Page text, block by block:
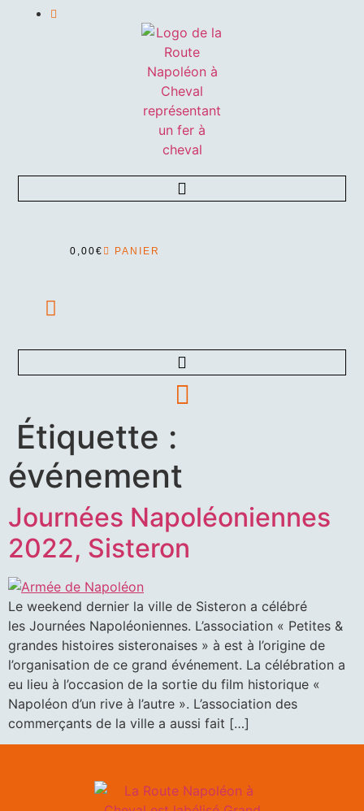
0,00€ PANIER
Étiquette :
événement
Journées Napoléoniennes
2022, Sisteron
Le weekend dernier la ville de Sisteron a célébré
les Journées Napoléoniennes. L’association « Petites &
grandes histoires sisteronaises » à est à l’origine de
l’organisation de ce grand événement. La célébration a
eu lieu à l’occasion de la sortie du film historique «
Napoléon d’un rive à l’autre ». L’association des
commerçants de la ville a aussi fait […]